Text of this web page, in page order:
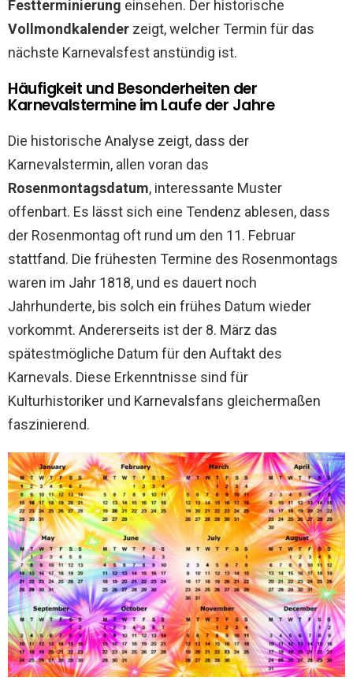
Festterminierung einsehen. Der historische
Vollmondkalender zeigt, welcher Termin für das
nächste Karnevalsfest anstündig ist.
Häufigkeit und Besonderheiten der
Karnevalstermine im Laufe der Jahre
Die historische Analyse zeigt, dass der
Karnevalstermin, allen voran das
Rosenmontagsdatum, interessante Muster
offenbart. Es lässt sich eine Tendenz ablesen, dass
der Rosenmontag oft rund um den 11. Februar
stattfand. Die frühesten Termine des Rosenmontags
waren im Jahr 1818, und es dauert noch
Jahrhunderte, bis solch ein frühes Datum wieder
vorkommt. Andererseits ist der 8. März das
spätestmögliche Datum für den Auftakt des
Karnevals. Diese Erkenntnisse sind für
Kulturhistoriker und Karnevalsfans gleichermaßen
faszinierend.